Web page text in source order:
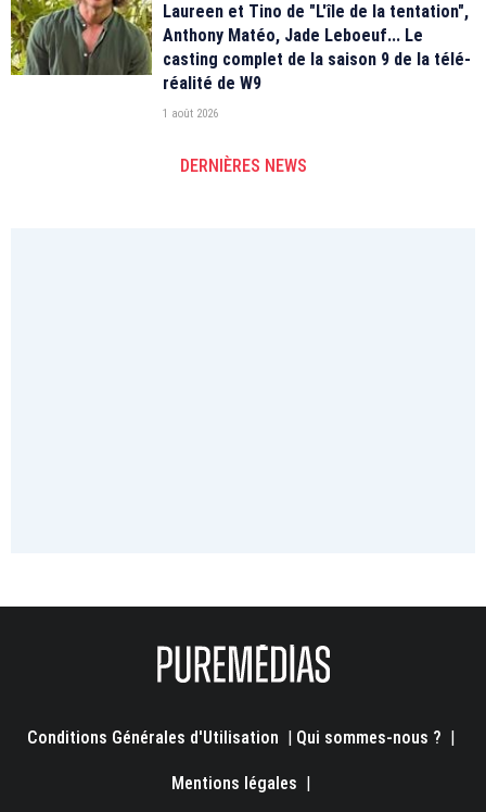
Laureen et Tino de "L'île de la tentation",
Anthony Matéo, Jade Leboeuf... Le
casting complet de la saison 9 de la télé-
réalité de W9
1 août 2026
DERNIÈRES NEWS
Conditions Générales d'Utilisation Qui sommes-nous ?
Mentions légales